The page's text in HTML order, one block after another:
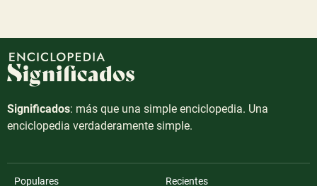
Significados: más que una simple enciclopedia. Una
enciclopedia verdaderamente simple.
Populares Recientes